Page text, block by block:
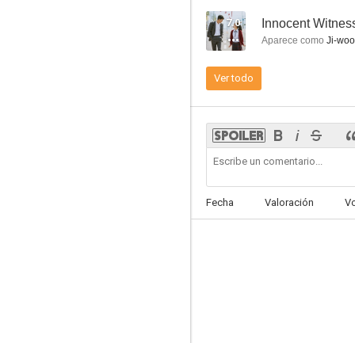
--
--
7.0 Innocent
Aparece como Ji-woo
Ver todo
Fecha Valoración